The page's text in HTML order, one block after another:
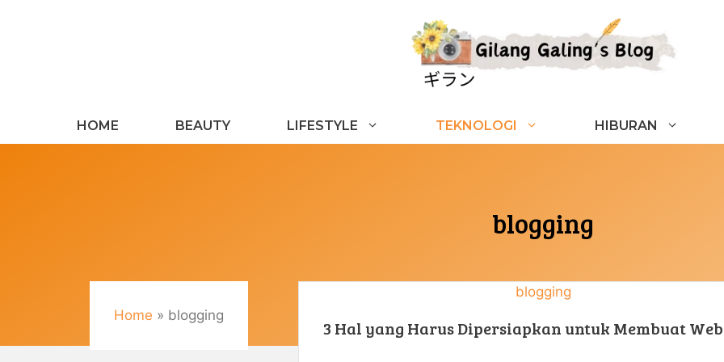
HOME BEAUTY LIFESTYLE TEKNOLOGI HIBURAN
blogging
Home » blogging
blogging
3 Hal yang Harus Dipersiapkan untuk Membuat